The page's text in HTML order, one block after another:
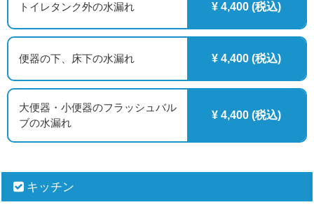
トイレタンク外の水漏れ ¥ 4,400 (税込)
便器の下、床下の水漏れ ¥ 4,400 (税込)
大便器・小便器のフラッシュバル
ブの水漏れ
¥ 4,400 (税込)
キッチン